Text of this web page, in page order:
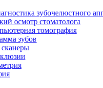
зубочелюстного
осмотр стоматолога
томография
зубов